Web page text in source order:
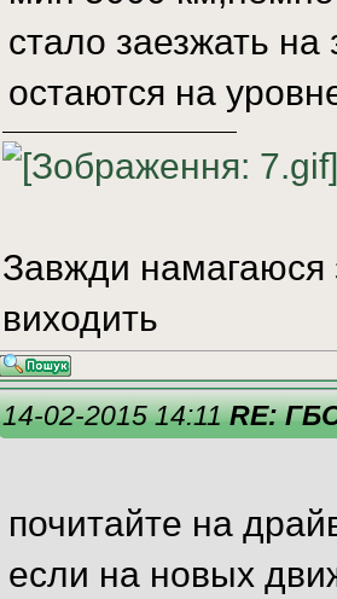
стало заезжать
остаются на
Завжди намагаюся
виходить
14-02-2015 14:11RE:
почитайте на
если на новых